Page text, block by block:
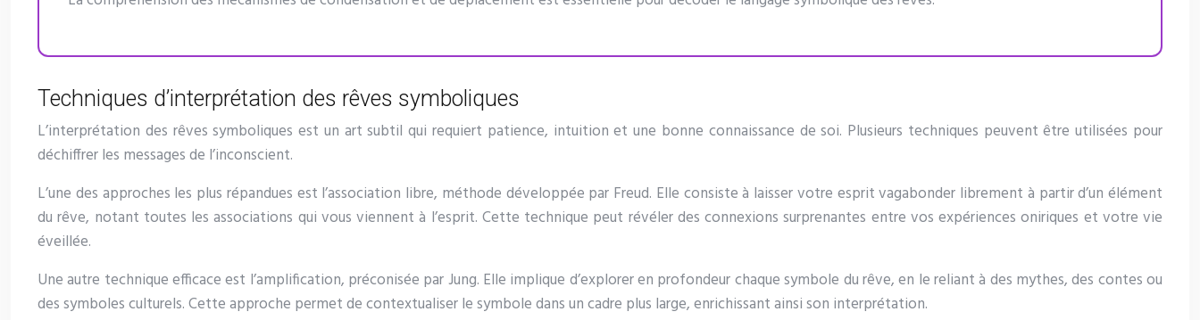
Techniques d’interprétation des rêves symboliques
L’interprétation des rêves symboliques est un art subtil qui requiert patience, intuition et une bonne connaissance de soi. Plusieurs techniques peuvent être utilisées pour
déchiffrer les messages de l’inconscient.
L’une des approches les plus répandues est l’association libre, méthode développée par Freud. Elle consiste à laisser votre esprit vagabonder librement à partir d’un élément
du rêve, notant toutes les associations qui vous viennent à l’esprit. Cette technique peut révéler des connexions surprenantes entre vos expériences oniriques et votre vie
éveillée.
Une autre technique efficace est l’amplification, préconisée par Jung. Elle implique d’explorer en profondeur chaque symbole du rêve, en le reliant à des mythes, des contes ou
des symboles culturels. Cette approche permet de contextualiser le symbole dans un cadre plus large, enrichissant ainsi son interprétation.